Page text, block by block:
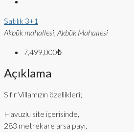
Satılık 3+1
Akbük mahallesi, Akbük Mahallesi
7,499,000₺
Açıklama
Sıfır Villamızın özellikleri;
Havuzlu site içerisinde,
283 metrekare arsa payı,